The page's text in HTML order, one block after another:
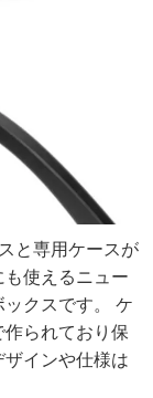
と専用ケースが
使えるニュー
クスです。 ケ
られており保
インや仕様は